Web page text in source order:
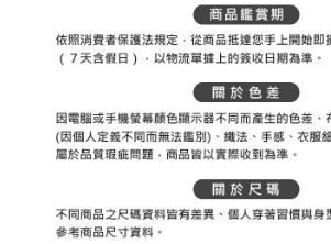
2.基於同意付款使用「大哥付你分期」之契約關係目
資料（包含姓名、電話或地址）提供予台灣大哥大
由本公司與您本人進行分期帳單所需資料之確認、
3.完整用戶服務條款，請詳閱以下連結：https://
※ 交易是否成功請以「AFTEE先享後付 」之結帳頁
是否繳費成功／繳費後需取消欲退款等相關疑問，
客戶支援中心」https://
１．透過由恩沛科技股份有限公司提供之「AFTEE
易，需依本服務之必要範圍內提供個人資料，並將
權轉讓予恩沛科技股份有限公司。
２．關於個人資料處理事宜，請瀏覽以下網址：
https://aftee.tw/terms/#terms3
３．未成年的使用者請事先徵得法定代理人或監護
「AFTEE先享後付」，若未經同意申辦者引起之損
每筆NT$80，滿NT$2,000(含以上)免運費
每筆NT$80，滿NT$2,000(含以上)免運費
付款後7-11取貨
每筆NT$80，滿NT$2,000(含以上)免運費